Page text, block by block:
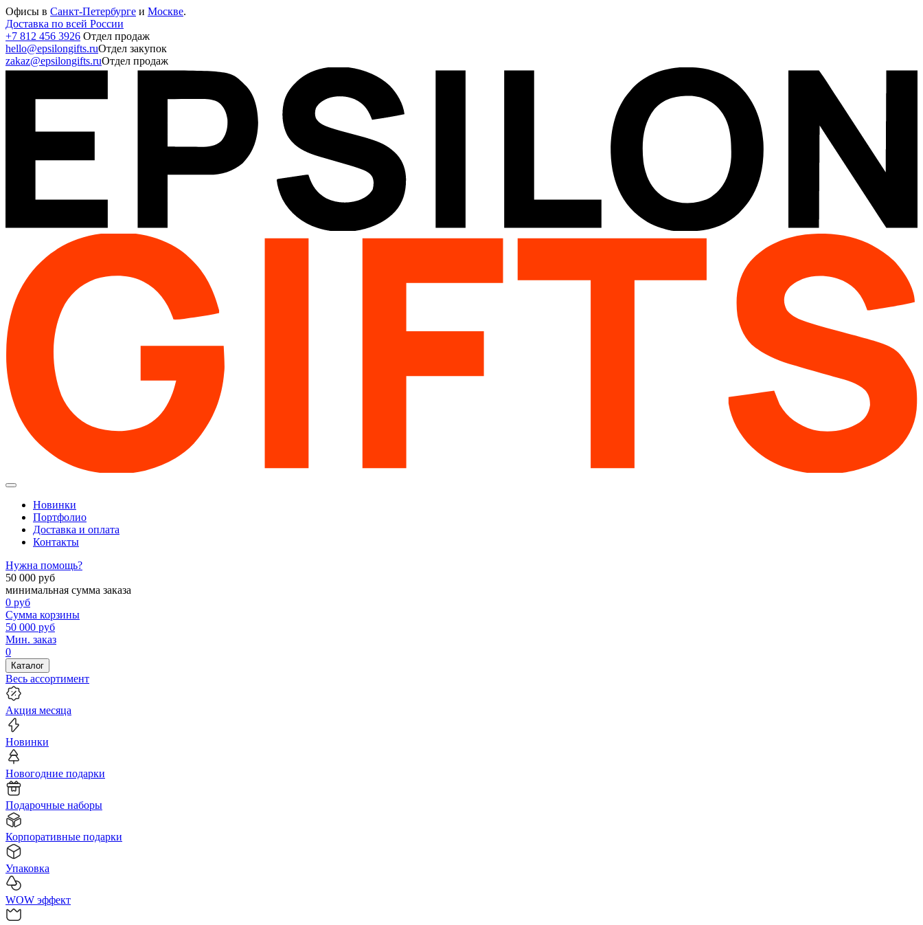
Офисы в Санкт-Петербурге и Москве.
Доставка по всей России
+7 812 456 3926 Отдел продаж
hello@epsilongifts.ruОтдел закупок
zakaz@epsilongifts.ruОтдел продаж
Новинки
Портфолио
Доставка и оплата
Контакты
Нужна помощь?
50 000 руб
минимальная сумма заказа
0 руб
Сумма корзины
50 000 руб
Мин. заказ
0
Каталог
Весь ассортимент
Акция месяца
Новинки
Новогодние подарки
Подарочные наборы
Корпоративные подарки
Упаковка
WOW эффект